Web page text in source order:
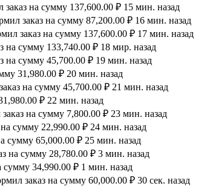
на сумму 137,600.00 ₽ 15 мин. назад
заказ на сумму 87,200.00 ₽ 16 мин. назад
заказ на сумму 137,600.00 ₽ 17 мин. назад
сумму 133,740.00 ₽ 18 мир. назад
на сумму 45,700.00 ₽ 19 мин. назад
31,980.00 ₽ 20 мин. назад
на сумму 45,700.00 ₽ 21 мин. назад
₽ 22 мин. назад
на сумму 7,800.00 ₽ 23 мин. назад
сумму 22,990.00 ₽ 24 мин. назад
сумму 65,000.00 ₽ 25 мин. назад
на сумму 28,780.00 ₽ 3 мин. назад
34,990.00 ₽ 1 мин. назад
заказ на сумму 60,000.00 ₽ 30 сек. назад